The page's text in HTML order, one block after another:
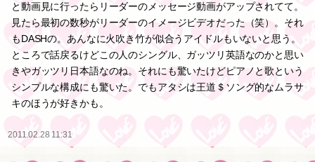
と動画見に行ったらリーダーのメッセージ動画がアップされてて。
見たら最初の数秒がリーダーのイメージビデオだった（笑）。それ
もDASHの。あんなに火吹き竹が似合うアイドルもいないと思う。
ところで話戻るけどこの人のシングル、ガッツリ英語なのかと思い
きやガッツリ日本語なのね。それにも驚いたけどピアノと歌という
シンプルな構成にも驚いた。でもアタシは王道＄ソング的なムラサ
キのほうが好きかも。
2011.02.28 11:31